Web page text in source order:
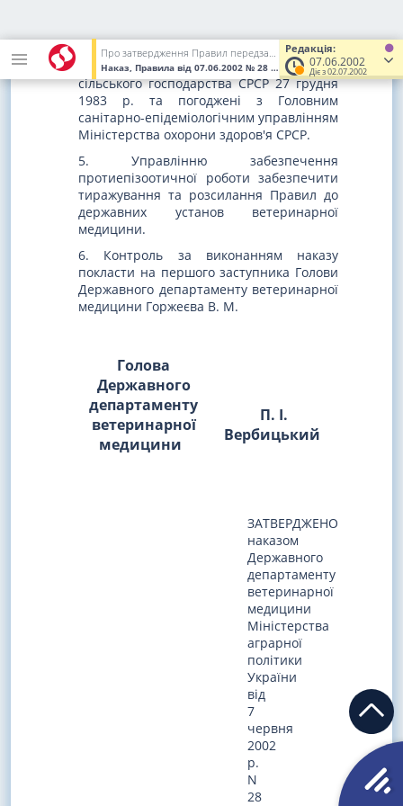
Редакція:
07.06.2002
Діє з 02.07.2002
Про затвердження Правил передзабійного ветеринарного огляду тварин і ветеринарно-санітарної експертизи м'яса та м'ясних продуктів
Наказ, Правила від 07.06.2002 № 28 (Увага! Попередня
продуктов", затверджені Головним
управлінням ветеринарії Міністерства
сільського господарства СРСР 27 грудня
1983 р. та погоджені з Головним
санітарно-епідеміологічним управлінням
Міністерства охорони здоров'я СРСР.
5. Управлінню забезпечення
протиепізоотичної роботи забезпечити
тиражування та розсилання Правил до
державних установ ветеринарної
медицини.
6. Контроль за виконанням наказу
покласти на першого заступника Голови
Державного департаменту ветеринарної
медицини Горжеєва В. М.
Голова
Державного
департаменту
ветеринарної
медицини
П. І.
Вербицький
ЗАТВЕРДЖЕНО
наказом
Державного
департаменту
ветеринарної
медицини
Міністерства
аграрної
політики
України
від
7
червня
2002
р.
N
28